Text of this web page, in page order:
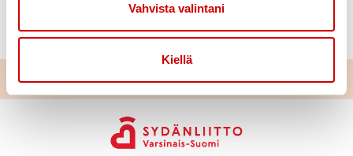
Vahvista valintani
Kiellä